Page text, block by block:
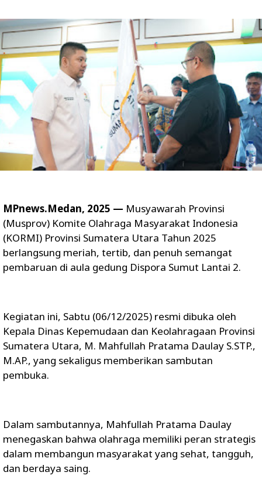
MPnews.Medan, 2025 — Musyawarah Provinsi
(Musprov) Komite Olahraga Masyarakat Indonesia
(KORMI) Provinsi Sumatera Utara Tahun 2025
berlangsung meriah, tertib, dan penuh semangat
pembaruan di aula gedung Dispora Sumut Lantai 2.
Kegiatan ini, Sabtu (06/12/2025) resmi dibuka oleh
Kepala Dinas Kepemudaan dan Keolahragaan Provinsi
Sumatera Utara, M. Mahfullah Pratama Daulay S.STP.,
M.AP., yang sekaligus memberikan sambutan
pembuka.
Dalam sambutannya, Mahfullah Pratama Daulay
menegaskan bahwa olahraga memiliki peran strategis
dalam membangun masyarakat yang sehat, tangguh,
dan berdaya saing.